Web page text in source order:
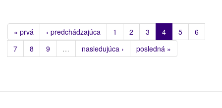
« prvá ‹ predchádzajúca 1 2 3 4 5
6
7
8 9 … nasledujúca › posledná »